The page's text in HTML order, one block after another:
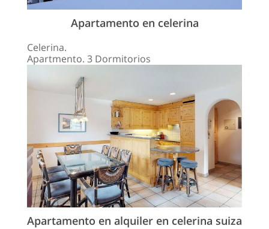
Apartamento en celerina
Celerina.
Apartmento. 3 Dormitorios
Apartamento en alquiler en сelerina suiza